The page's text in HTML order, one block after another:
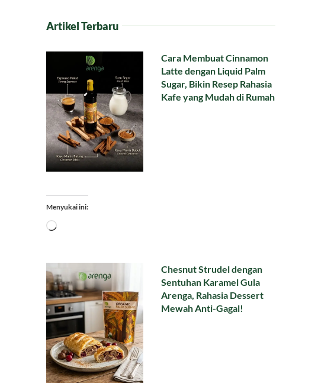
Artikel Terbaru
Cara Membuat Cinnamon
Latte dengan Liquid Palm
Sugar, Bikin Resep Rahasia
Kafe yang Mudah di Rumah
Menyukai ini:
Memuat...
Chesnut Strudel dengan
Sentuhan Karamel Gula
Arenga, Rahasia Dessert
Mewah Anti-Gagal!